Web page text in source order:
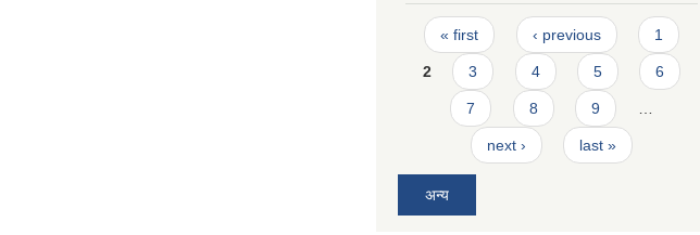
Pages
« first ‹ previous 1
2 3 4 5 6
7 8 9
next › last »
अन्य